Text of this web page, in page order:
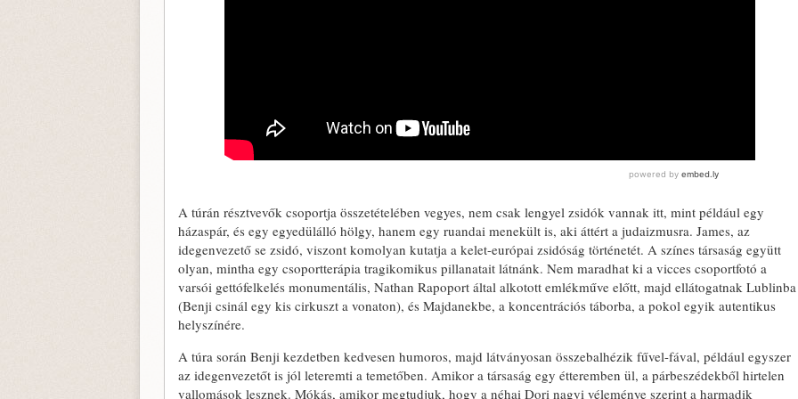
A túrán résztvevők csoportja összetételében vegyes, nem csak lengyel zsidók vannak itt, mint például egy
házaspár, és egy egyedülálló hölgy, hanem egy ruandai menekült is, aki áttért a judaizmusra. James, az
idegenvezető se zsidó, viszont komolyan kutatja a kelet-európai zsidóság történetét. A színes társaság együtt
olyan, mintha egy csoportterápia tragikomikus pillanatait látnánk. Nem maradhat ki a vicces csoportfotó a
varsói gettófelkelés monumentális, Nathan Rapoport által alkotott emlékműve előtt, majd ellátogatnak Lublinba
(Benji csinál egy kis cirkuszt a vonaton), és Majdanekbe, a koncentrációs táborba, a pokol egyik autentikus
helyszínére.
A túra során Benji kezdetben kedvesen humoros, majd látványosan összebalhézik fűvel-fával, például egyszer
az idegenvezetőt is jól leteremti a temetőben. Amikor a társaság egy étteremben ül, a párbeszédekből hirtelen
vallomások lesznek. Mókás, amikor megtudjuk, hogy a néhai Dori nagyi véleménye szerint a harmadik